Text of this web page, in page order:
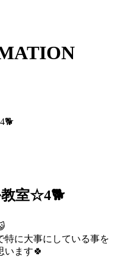
室☆4🐕
特に大事にしている事を
います🍀